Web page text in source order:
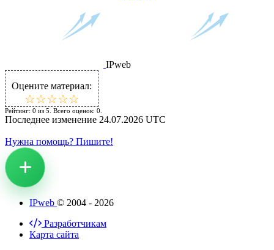
IPweb
Оцените материал:
☆☆☆☆☆
★★★★★
Рейтинг: 0 из 5 . Всего оценок: 0
Последнее изменение 24.07.2026 UTC
Нужна помощь? Пишите!
IPweb © 2004 - 2026
Разработчикам
Карта сайта